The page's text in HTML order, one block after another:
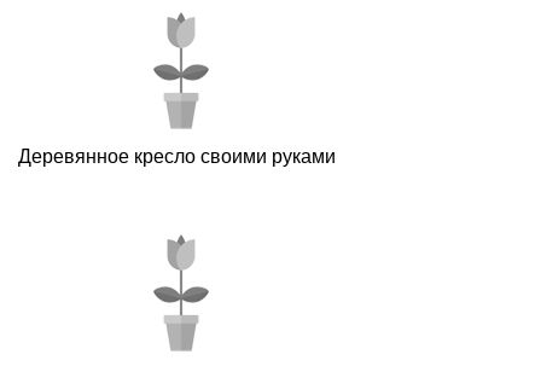
Деревянное кресло своими руками